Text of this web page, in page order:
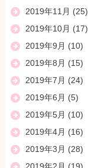
2019年11月 (25)
2019年10月 (17)
2019年9月 (10)
2019年8月 (15)
2019年7月 (24)
2019年6月 (5)
2019年5月 (10)
2019年4月 (16)
2019年3月 (28)